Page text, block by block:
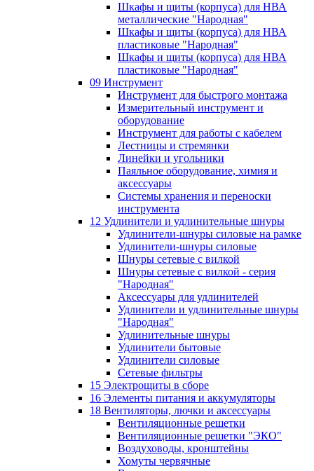
Шкафы и щиты (корпуса) для НВА
металлические "Народная"
Шкафы и щиты (корпуса) для НВА
пластиковые "Народная"
Шкафы и щиты (корпуса) для НВА
пластиковые "Народная"
09 Инструмент
Инструмент для быстрого монтажа
Измерительный инструмент и
оборудование
Инструмент для работы с кабелем
Лестницы и стремянки
Линейки и угольники
Паяльное оборудование, химия и
аксессуары
Системы хранения и переноски
инструмента
12 Удлинители и удлинительные шнуры
Удлинители-шнуры силовые на рамке
Удлинители-шнуры силовые
Шнуры сетевые с вилкой
Шнуры сетевые с вилкой - серия
"Народная"
Аксессуары для удлинителей
Удлинители и удлинительные шнуры
"Народная"
Удлинительные шнуры
Удлинители бытовые
Удлинители силовые
Сетевые фильтры
15 Электрощиты в сборе
16 Элементы питания и аккумуляторы
18 Вентиляторы, лючки и аксессуары
Вентиляционные решетки
Вентиляционные решетки "ЭКО"
Воздуховоды, кронштейны
Хомуты червячные